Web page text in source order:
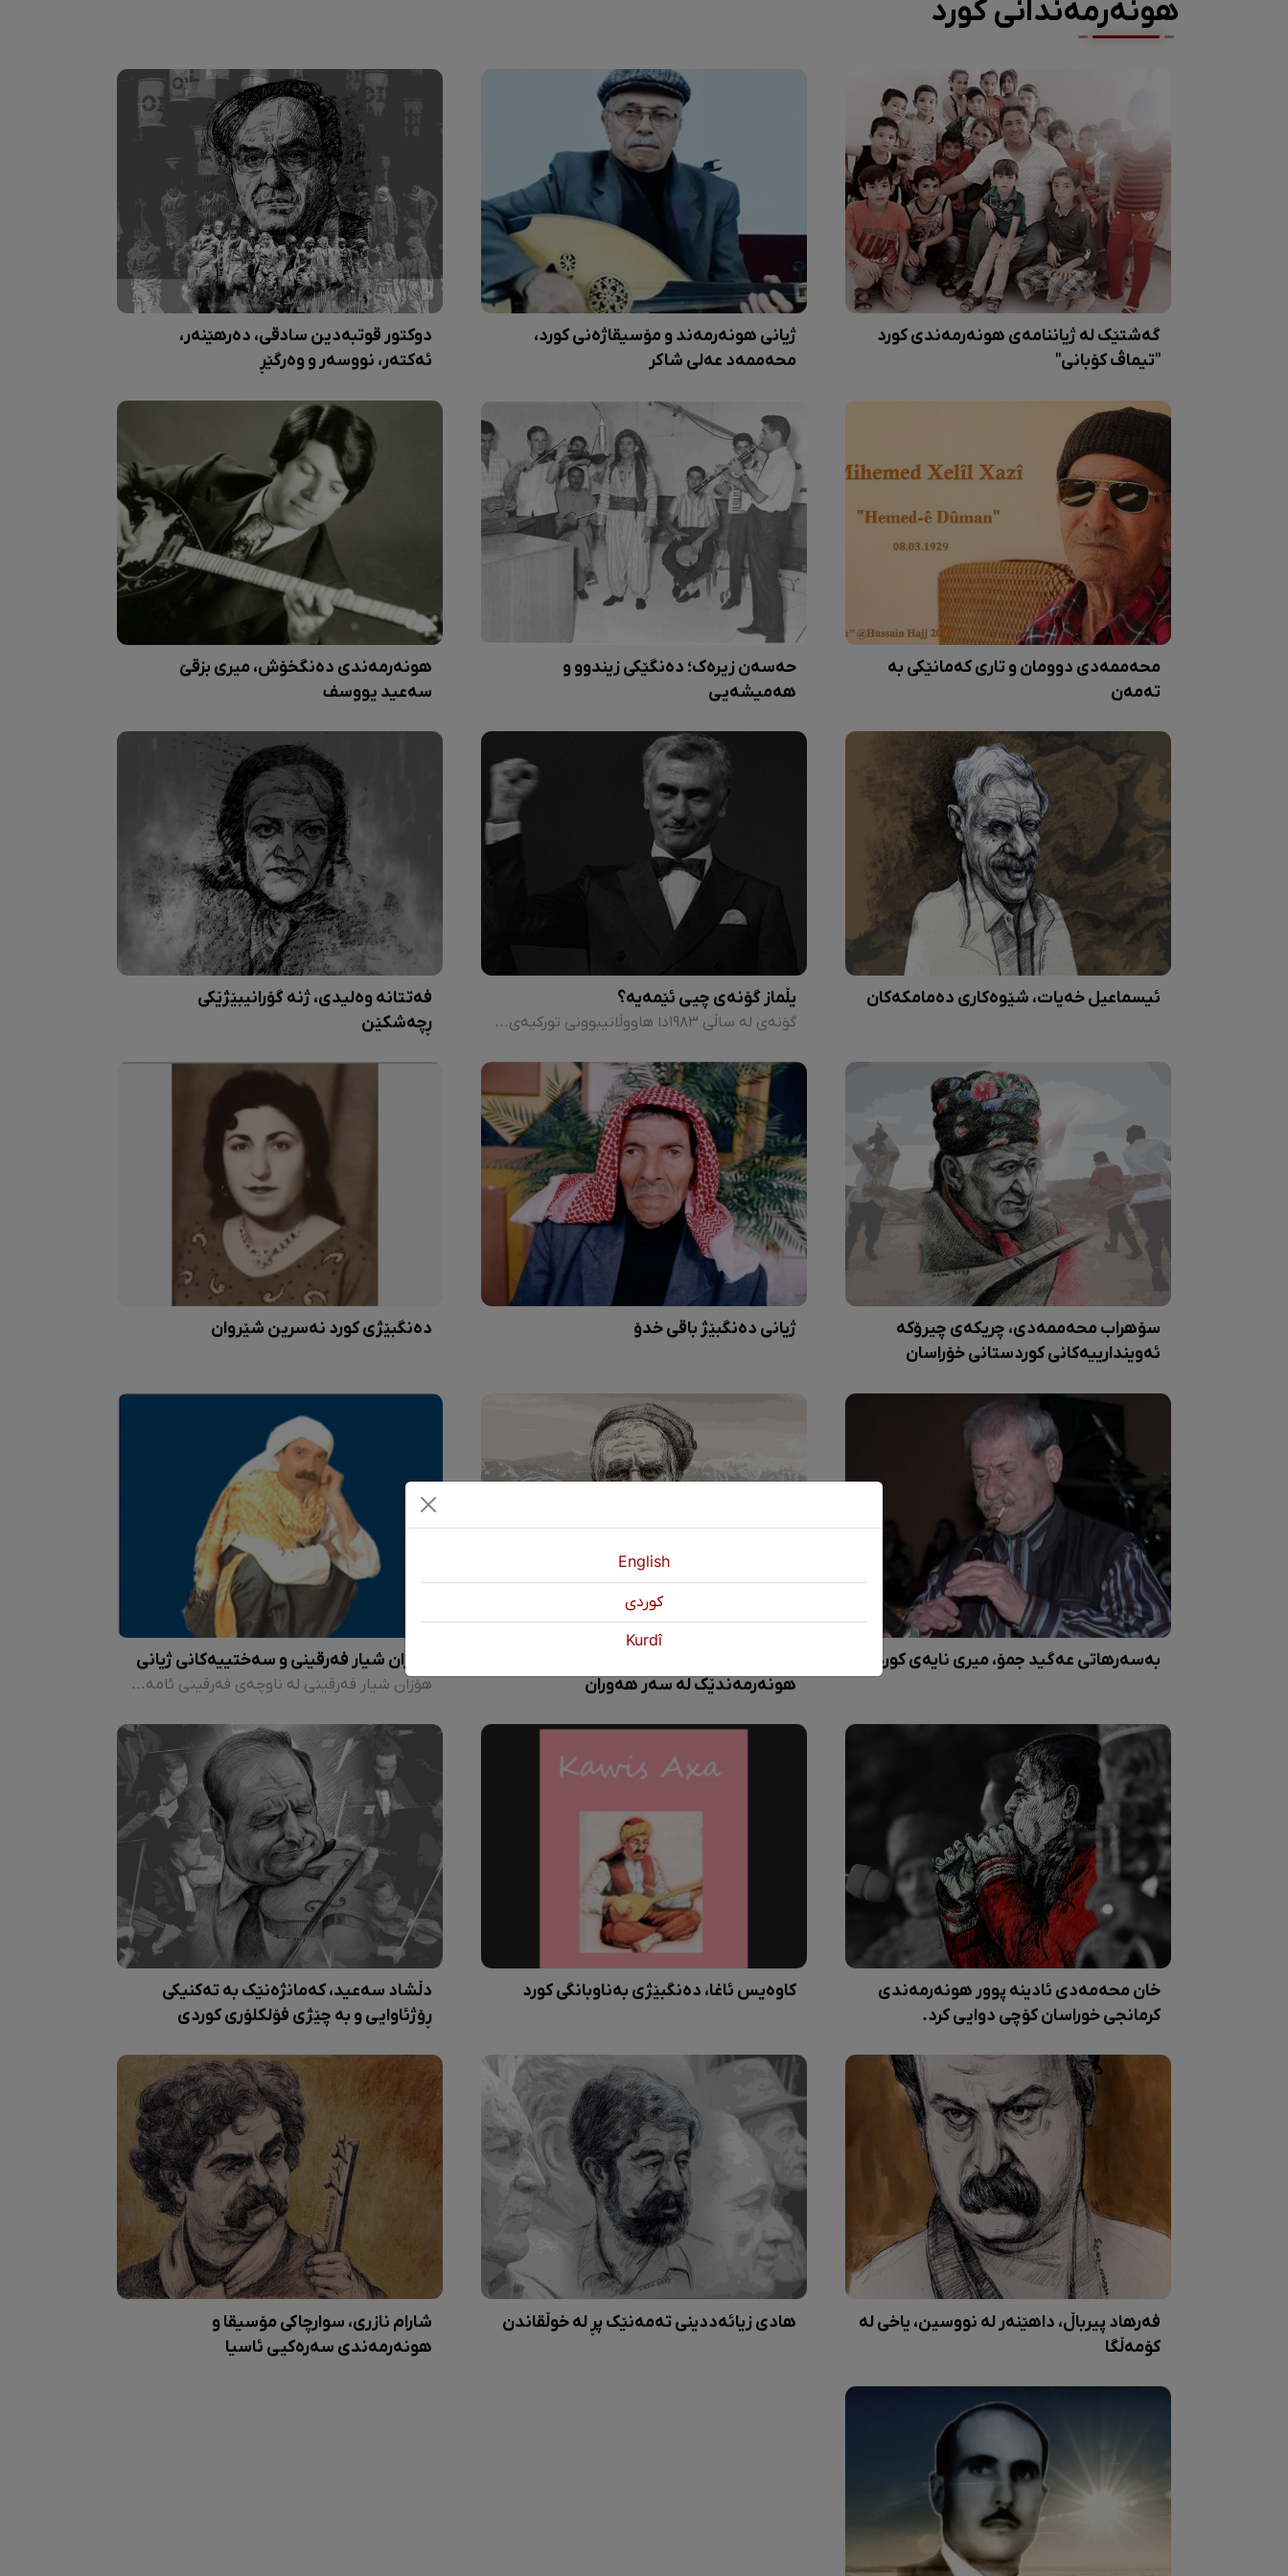
هونەرمەندانی کورد
گەشتێک لە ژیاننامەی هونەرمەندی کورد
"تیماڤ کۆبانی"
ژیانی هونەرمەند و مۆسیقاژەنی کورد،
محەممەد عەلی شاکر
دوکتور قوتبەدین سادقی، دەرهێنەر،
ئەکتەر، نووسەر و وەرگێڕ
محەممەدی دوومان و تاری کەمانێکی بە
تەمەن
حەسەن زیرەک؛ دەنگێکی زیندوو و
هەمیشەیی
هونەرمەندی دەنگخۆش، میری بزقێ
سەعید یووسف
ئیسماعیل خەیات، شێوەکاری دەمامکەکان یڵماز گۆنەی چیی ئێمەیە؟
گۆنەی لە ساڵی ١٩٨٣دا هاووڵاتیبوونی تورکیەی لێ ئەستێندرایەوە. ساڵی ١٩٨٤ دوای دامەزراندنی ئەنستیتۆی کوردیی پاریس، لە نەورۆزی پاریس گوتارێکی پێشکەش کرد و گوتی: بژی کوردستان!
فەتتانە وەلیدی، ژنە گۆرانیبێژێکی
ڕچەشکێن
سۆهراب محەممەدی، چریکەی چیرۆکە
ئەویندارییەکانی کوردستانی خۆراسان
ژیانی دەنگبێژ باقی خدۆ دەنگبێژی کورد نەسرین شێروان
بەسەرهاتی عەگید جمۆ، میری نایەی کوردی
هونەرمەندێک لە سەر هەوران
هۆزان شیار فەرقینی و سەختییەکانی ژیانی
هۆزان شیار فەرقینی لە ناوچەی فەرقینی ئامەد لەدایک بووە. ساڵی ١٩٩٨ تووشی شێرپەنجە بوو و لە ٢٢ی نیسانی ٢٠٠١ لە ستۆکهۆڵمی پایتەختی سوید کۆچی دوایی کرد و لە ناوچەی فەرقین بەخاک سپێردرا.
خان محەمەدی ئادینە پوور هونەرمەندی
کرمانجی خوراسان کۆچی دوایی کرد.
کاوەیس ئاغا، دەنگبێژی بەناوبانگی کورد
دڵشاد سەعید، کەمانژەنێک بە تەکنیکی
ڕۆژئاوایی و بە چێژی فۆلکلۆری کوردی
فەرهاد پیرباڵ، داهێنەر لە نووسین، یاخی لە
کۆمەڵگا
هادی زیائەددینی تەمەنێک پڕ لە خوڵقاندن
شارام نازری، سوارچاکی مۆسیقا و
هونەرمەندی سەرەکیی ئاسیا
English
كوردی
Kurdî